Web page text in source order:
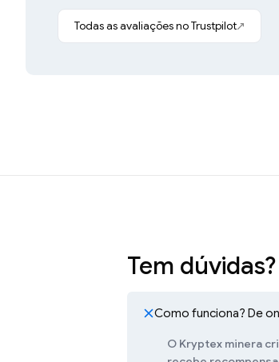
Todas as avaliações no Trustpilot
Tem dúvidas?
Como funciona? De
O Kryptex minera